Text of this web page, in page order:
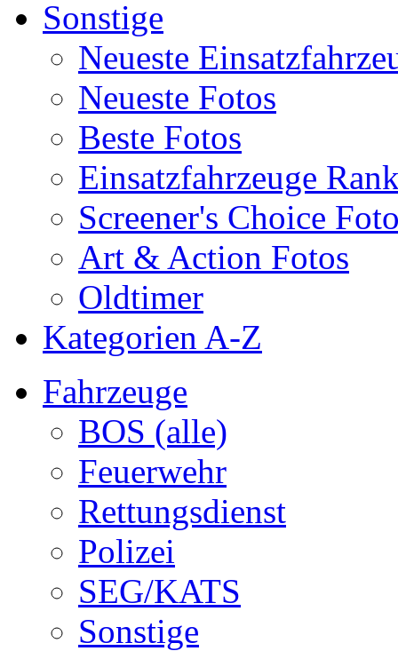
Sonstige
Neueste
Neueste Fotos
Beste Fotos
Einsatzfahrzeuge
Screener's Choice
Art & Action Fotos
Oldtimer
Kategorien A-Z
Fahrzeuge
BOS (alle)
Feuerwehr
Rettungsdienst
Polizei
SEG/KATS
Sonstige